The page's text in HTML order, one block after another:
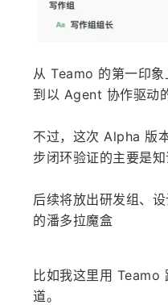
从 Teamo 的第一印象
到以 Agent 协作驱动
不过，这次 Alpha 版
步闭环验证的主要是知
后续将放出研发组、
的潘多拉魔盒
比如我这里用 Teamo
道。